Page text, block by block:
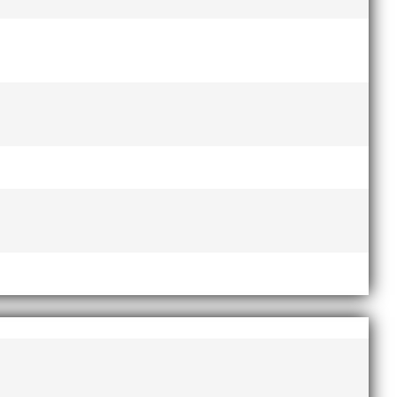
har bland annat fungerat som tränare inom
länken nedan. Stort tack till Bengt Bendéus som